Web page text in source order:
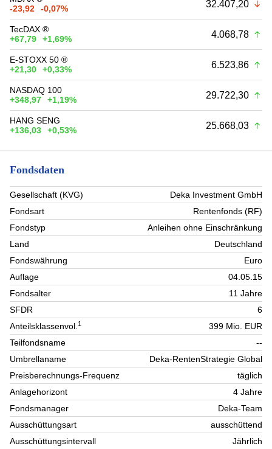
-23,92
-0,07% 32.407,20
TecDAX ®
+67,79
+1,69% 4.068,78
E-STOXX 50 ®
+21,30
+0,33% 6.523,86
NASDAQ 100
+348,97
+1,19% 29.722,30
HANG SENG
+136,03
+0,53% 25.668,03
Fondsdaten
Gesellschaft (KVG)
Deka Investment GmbH
Fondsart
Rentenfonds (RF)
Fondstyp
Anleihen ohne Einschränkung
Land
Deutschland
Fondswährung
Euro
Auflage
04.05.15
Fondsalter
11 Jahre
SFDR
6
Anteilsklassenvol.1
399 Mio. EUR
Teilfondsname
--
Umbrellaname
Deka-RentenStrategie Global
Preisberechnungs-Frequenz
täglich
Anlagehorizont
4 Jahre
Fondsmanager
Deka-Team
Ausschüttungsart
ausschüttend
Ausschüttungsintervall
Jährlich